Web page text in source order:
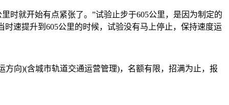
时就开始有点紧张了。”试验止步于605公里，是因为制定的
速提升到605公里的时候，试验没有马上停止，保持速度运
向)(含城市轨道交通运营管理)，名额有限，招满为止，报